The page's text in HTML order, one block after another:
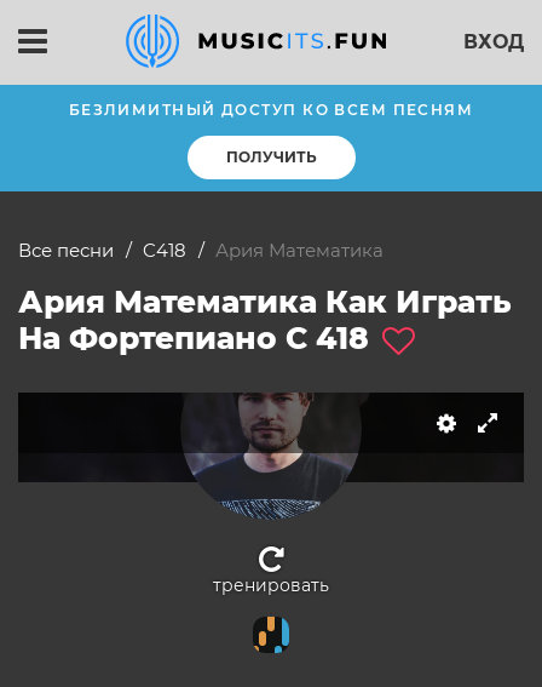
ВХОД
БЕЗЛИМИТНЫЙ ДОСТУП КО ВСЕМ ПЕСНЯМ
ПОЛУЧИТЬ
Все песни C418 Ария Математика
Ария Математика Как Играть
На Фортепиано C 418
слушать
тренировать